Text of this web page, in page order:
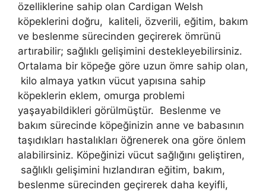
özelliklerine sahip olan Cardigan Welsh
köpeklerini doğru, kaliteli, özverili, eğitim, bakım
ve beslenme sürecinden geçirerek ömrünü
artırabilir; sağlıklı gelişimini destekleyebilirsiniz.
Ortalama bir köpeğe göre uzun ömre sahip olan,
kilo almaya yatkın vücut yapısına sahip
köpeklerin eklem, omurga problemi
yaşayabildikleri görülmüştür. Beslenme ve
bakım sürecinde köpeğinizin anne ve babasının
taşıdıkları hastalıkları öğrenerek ona göre önlem
alabilirsiniz. Köpeğinizi vücut sağlığını geliştiren,
sağlıklı gelişimini hızlandıran eğitim, bakım,
beslenme sürecinden geçirerek daha keyifli,